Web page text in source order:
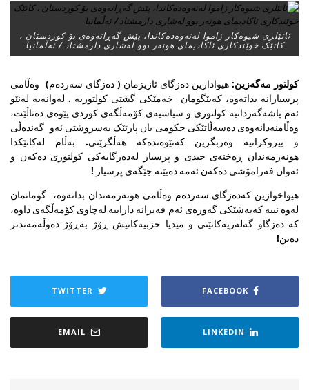
ئاتێلری شیوەکار زاموا لەنەوەدەکاندا، پێش گەڕانەوەی بۆ کوردستان ،
کاتێک خوێندکاری ئاکادیمای هونەر بوو لەشاری دارمشتاد / ئەڵمانیا
کولتور مەگەزین: هیوادارین دەزگای ئازیزمان ( دەزگای سەردەم) وەڵامی
پرسیارانە بداتەوە، کەبێگومان خەمێکی گشتی کولتوریە . لەوانەیە لەنێو
ئەم پاشەگەردانیە کولتوری و سیاسیەی کۆمەڵگەی کوردی پێوەی دەناڵێت،
وەڵامنەدانەوەی دەسەڵاتێکی حکومی یان پارتێک بەسروشتی ئەو گەندەڵی
و بیروکراتیە وەربگرین کەنێوەندەکە هەڵگرێتی. بەڵام لەکاتێکدا
هونەرمەندان ڕەخنەی جیدی و پرسیار لەدەزگایەکی کولتوری دەکەن و
ئەوان فەرامۆشی دەکەن ئەمە دەبێتە جێگەی پرسیار !
هیواخوازین کەدەزگای سەردەم وەڵامی هونەرمەندان بداتەوە، گومانمان
لەوە نییە کەبەشێکی گەورەی ئەم قەیرانە داراییە لەچاوی کۆمەڵگەی داوە،
کە دەزگاو گەلەریەکانێتی و میدیا حزبیەکانیش ڕۆژ بەڕۆژ دەوڵەمەندتر
دەبن!
FACEBOOK
TWITTER
LINKEDIN
EMAIL